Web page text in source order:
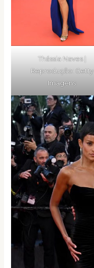
Thássia Naves |
Reprodução: Getty
Imagens